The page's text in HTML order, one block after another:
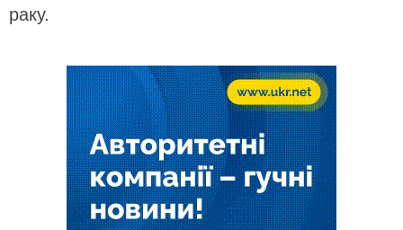
раку.